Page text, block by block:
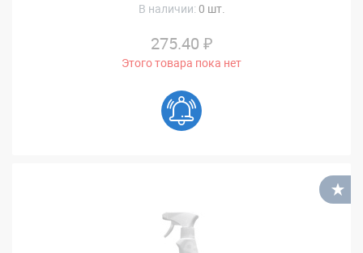
В наличии: 0 шт.
275.40 ₽
Этого товара пока нет